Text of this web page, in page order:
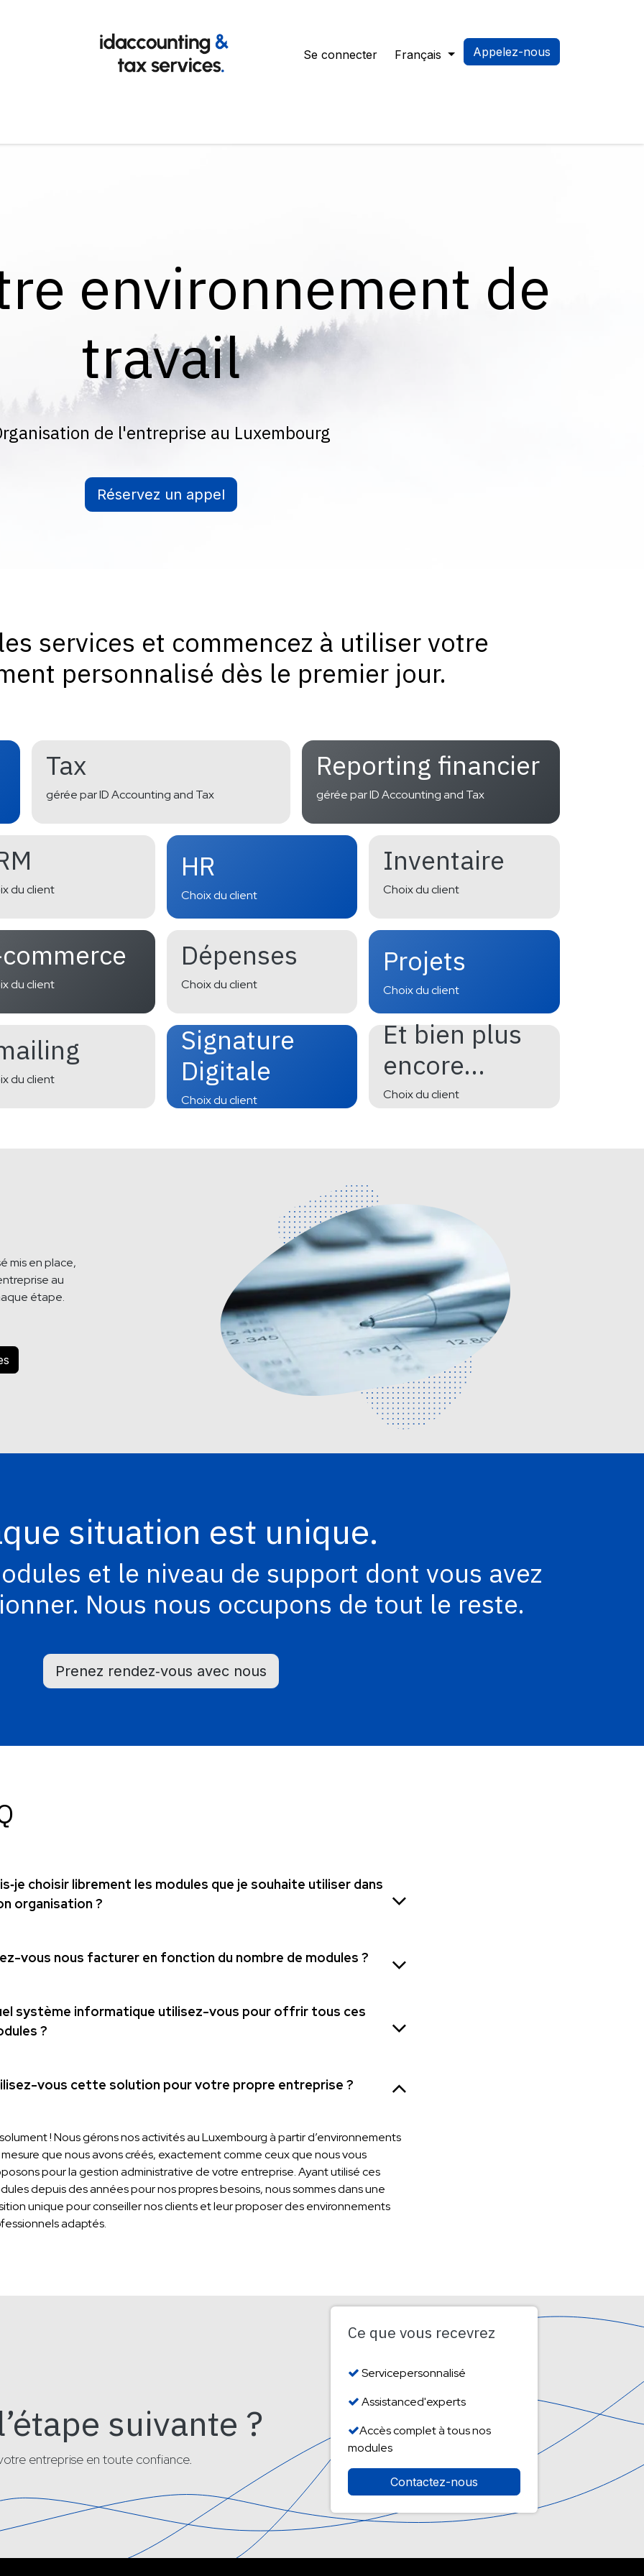
Se connecter Français Appelez-nous
environnement de
travail
de l'entreprise au Luxembourg
Réservez un appel
services et commencez à utiliser votre
personnalisé dès le premier jour.
Tax
gérée par ID Accounting and Tax
Reporting financier
gérée par ID Accounting and Tax
du client
HR
Choix du client
Inventaire
Choix du client
du client
Dépenses
Choix du client
Projets
Choix du client
du client
Signature
Digitale
Choix du client
Et bien plus
encore...
Choix du client
mis en place,
au
étape.
situation est unique.
et le niveau de support dont vous avez
Nous nous occupons de tout le reste.
Prenez rendez‑vous avec nous
choisir librement les modules que je souhaite utiliser dans
organisation ?
vous nous facturer en fonction du nombre de modules ?
système informatique utilisez-vous pour offrir tous ces
?
vous cette solution pour votre propre entreprise ?
! Nous gérons nos activités au Luxembourg à partir d’environnements
mesure que nous avons créés, exactement comme ceux que nous vous
pour la gestion administrative de votre entreprise. Ayant utilisé ces
depuis des années pour nos propres besoins, nous sommes dans une
unique pour conseiller nos clients et leur proposer des environnements
adaptés.
suivante ?
entreprise en toute confiance.
Ce que vous recevrez
Servicepersonnalisé
Assistanced'experts
Accès complet à tous nos
modules
Contactez-nous